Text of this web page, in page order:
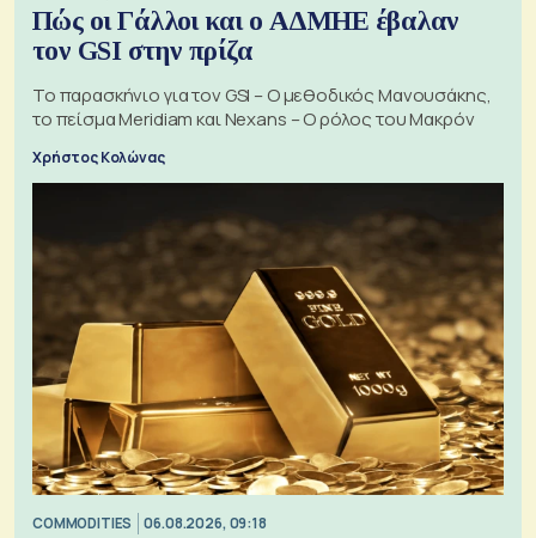
Πώς οι Γάλλοι και ο ΑΔΜΗΕ έβαλαν
τον GSI στην πρίζα
Το παρασκήνιο για τον GSI – Ο μεθοδικός Μανουσάκης,
το πείσμα Meridiam και Nexans – Ο ρόλος του Μακρόν
Χρήστος Κολώνας
COMMODITIES 06.08.2026, 09:18